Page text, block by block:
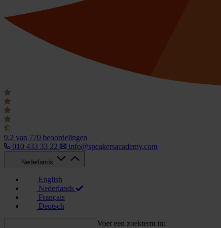
9.2 van 770 beoordelingen
010 433 33 22
info@speakersacademy.com
Nederlands
English
Nederlands
Français
Deutsch
Voer een zoekterm in: